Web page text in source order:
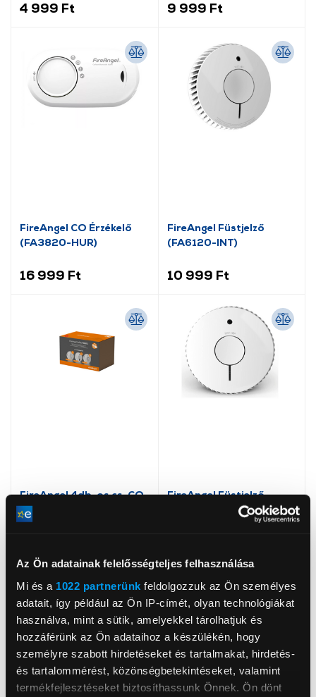
Az Ön adatainak felelősségteljes felhasználása
Mi és a 1022 partnerünk feldolgozzuk az Ön személyes
adatait, így például az Ön IP-címét, olyan technológiákat
használva, mint a sütik, amelyekkel tárolhatjuk és
hozzáférünk az Ön adataihoz a készülékén, hogy
személyre szabott hirdetéseket és tartalmakat, hirdetés-
és tartalommérést, közönségbetekintéseket, valamint
termékfejlesztéseket biztosíthassunk Önnek. Ön dönt
4 999 Ft 9 999 Ft
FireAngel CO Érzékelő
(FA3820-HUR)
16 999 Ft
FireAngel Füstjelző
(FA6120-INT)
10 999 Ft
FireAngel 4db-os cs. CO
érzékelő nélkül (FA SP 3)
FireAngel Füstjelző